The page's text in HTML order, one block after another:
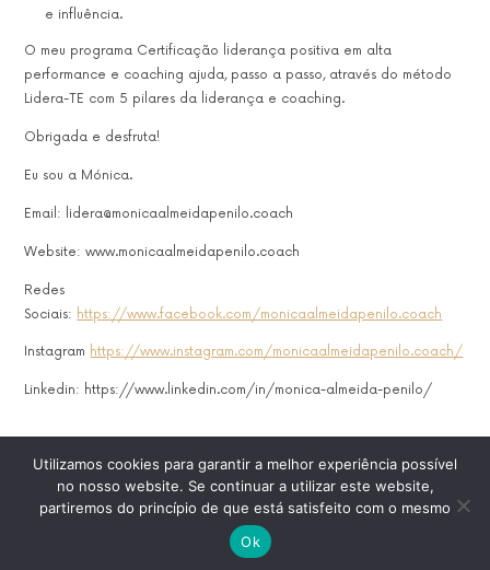
e influência.
O meu programa Certificação liderança positiva em alta
performance e coaching ajuda, passo a passo, através do método
Lidera-TE com 5 pilares da liderança e coaching.
Obrigada e desfruta!
Eu sou a Mónica.
Email: lidera@monicaalmeidapenilo.coach
Website: www.monicaalmeidapenilo.coach
Redes
Sociais: https://www.facebook.com/monicaalmeidapenilo.coach
Instagram https://www.instagram.com/monicaalmeidapenilo.coach/
Linkedin: https://www.linkedin.com/in/monica-almeida-penilo/
2020 Monica Almeida Penilo – NIF: 218594232 – Todos Direitos
Reservados
Utilizamos cookies para garantir a melhor experiência possível
no nosso website. Se continuar a utilizar este website,
partiremos do princípio de que está satisfeito com o mesmo
Ok